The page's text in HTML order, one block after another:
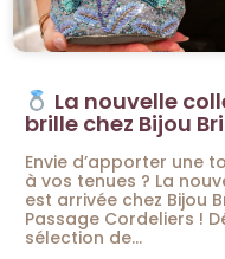
La nouvelle
brille chez Bijou
Envie d’apporter une
à vos tenues ? La
est arrivée chez Bijou
Passage Cordeliers !
sélection de...